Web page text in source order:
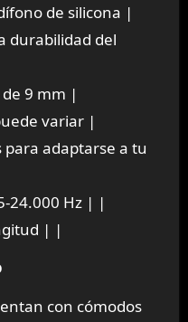
de silicona |
durabilidad del
9 mm |
variar |
adaptarse a tu
24.000 Hz | |
| |
con cómodos